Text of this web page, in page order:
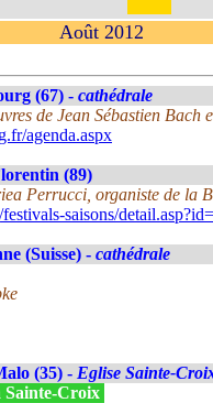
Août 2012
(67) - cathédrale
de Jean Sébastien Bach
agenda.aspx
(89)
Perrucci, organiste de la
saisons/
(Suisse) - cathédrale
(35) - Eglise Sainte-
Sainte-Croix